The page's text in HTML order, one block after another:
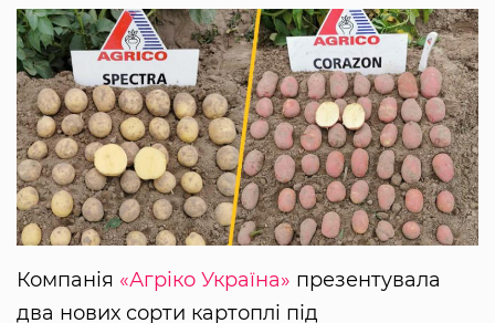
Компанія «Агріко Україна» презентувала
два нових сорти картоплі під